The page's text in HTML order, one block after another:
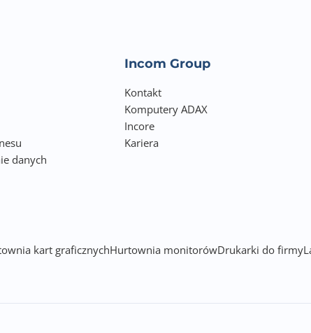
danych
Incom Group
Kontakt
Komputery ADAX
Incore
Kariera
kart graficznychHurtownia monitorówDrukarki do firmy